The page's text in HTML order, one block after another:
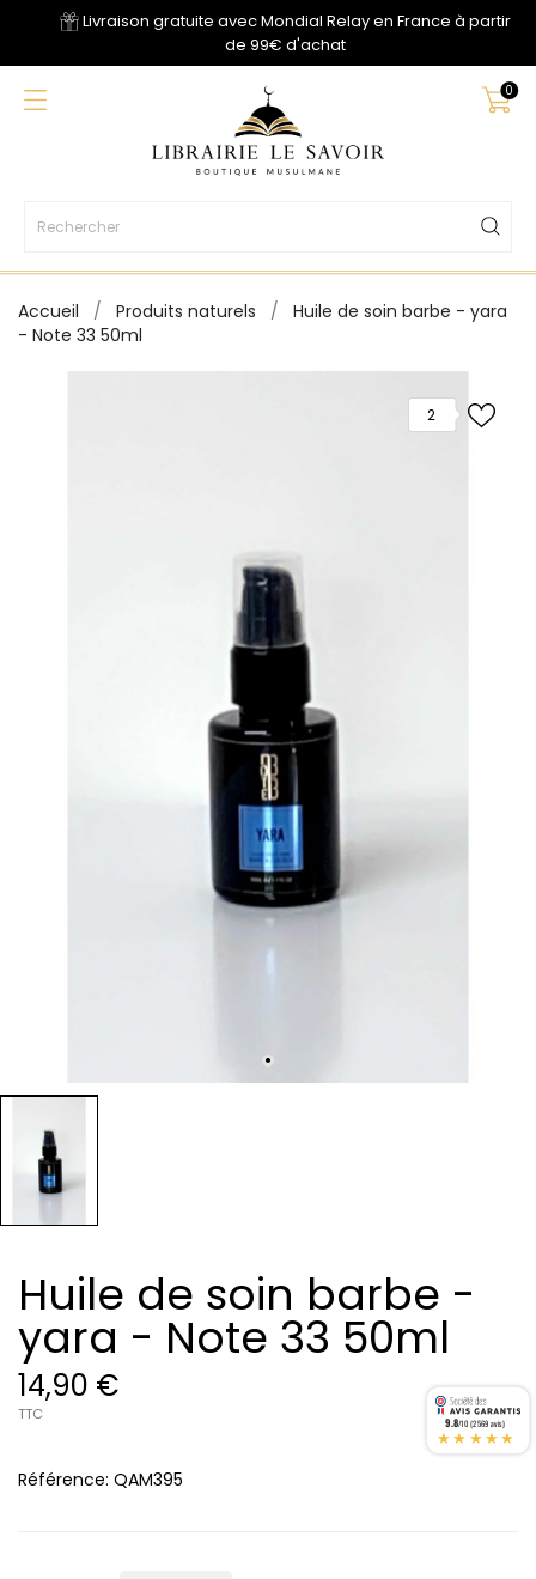
Livraison gratuite avec Mondial Relay en France à partir
de 99€ d'achat
0
Accueil Produits naturels
Huile de soin barbe - yara
- Note 33 50ml
2
Huile de soin barbe -
yara - Note 33 50ml
14,90 €
TTC
Référence: QAM395
9.8/10 (2569 avis)
★★★★★